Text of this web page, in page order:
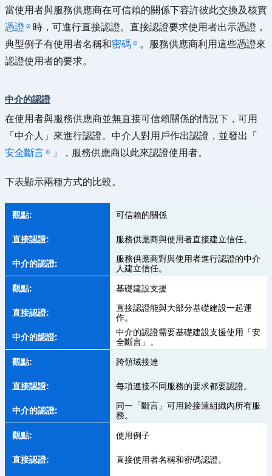
當使用者與服務供應商在可信賴的關係下容許彼此交換及核實
憑證
時，可進行直接認證。直接認證要求使用者出示憑證，
典型例子有使用者名稱和密碼
。服務供應商利用這些憑證來
認證使用者的要求。
中介的認證
在使用者與服務供應商並無直接可信賴關係的情況下，可用
「中介人」來進行認證。中介人對用戶作出認證，並發出「
安全斷言
」，服務供應商以此來認證使用者。
下表顯示兩種方式的比較。
可信賴的關係
服務供應商與使用者直接建立信任。
服務供應商對與使用者進行認證的中介
人建立信任。
基礎建設支援
直接認證能與大部分基礎建設一起運
作。
中介的認證需要基礎建設支援使用「安
全斷言」。
跨領域接達
每項連接不同服務的要求都要認證。
同一「斷言」可用於接達組織內所有服
務。
使用例子
直接使用者名稱和密碼認證。